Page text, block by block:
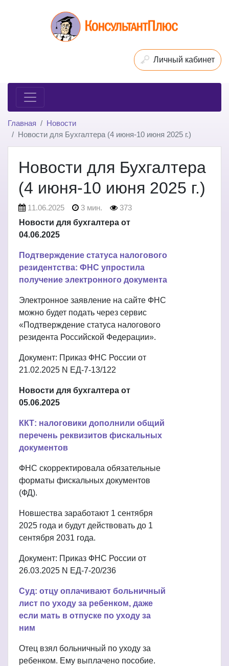
Личный кабинет
Главная
Новости
Новости для Бухгалтера (4 июня-10 июня 2025 г.)
Новости для Бухгалтера
(4 июня-10 июня 2025 г.)
11.06.2025 3 мин.
373
Новости для бухгалтера от
04.06.2025
Подтверждение статуса налогового
резидентства: ФНС упростила
получение электронного документа
Электронное заявление на сайте ФНС
можно будет подать через сервис
«Подтверждение статуса налогового
резидента Российской Федерации».
Документ: Приказ ФНС России от
21.02.2025 N ЕД-7-13/122
Новости для бухгалтера от
05.06.2025
ККТ: налоговики дополнили общий
перечень реквизитов фискальных
документов
ФНС скорректировала обязательные
форматы фискальных документов
(ФД).
Новшества заработают 1 сентября
2025 года и будут действовать до 1
сентября 2031 года.
Документ: Приказ ФНС России от
26.03.2025 N ЕД-7-20/236
Суд: отцу оплачивают больничный
лист по уходу за ребенком, даже
если мать в отпуске по уходу за
ним
Отец взял больничный по уходу за
ребенком. Ему выплачено пособие.